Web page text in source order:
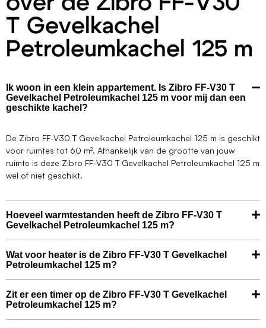
T Gevelkachel
Petroleumkachel 125 m
Ik woon in een klein appartement. Is Zibro FF-V30 T
Gevelkachel Petroleumkachel 125 m voor mij dan een
geschikte kachel?
De Zibro FF-V30 T Gevelkachel Petroleumkachel 125 m is geschikt
voor ruimtes tot 60 m². Afhankelijk van de grootte van jouw
ruimte is deze Zibro FF-V30 T Gevelkachel Petroleumkachel 125 m
wel of niet geschikt.
Hoeveel warmtestanden heeft de Zibro FF-V30 T
Gevelkachel Petroleumkachel 125 m?
Wat voor heater is de Zibro FF-V30 T Gevelkachel
Petroleumkachel 125 m?
Zit er een timer op de Zibro FF-V30 T Gevelkachel
Petroleumkachel 125 m?